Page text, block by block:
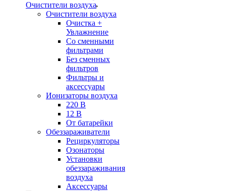
Очистители воздуха
Очистители воздуха
Очистка +
Увлажнение
Cо сменными
фильтрами
Без сменных
фильтров
Фильтры и
аксессуары
Ионизаторы воздуха
220 В
12 В
От батарейки
Обеззараживатели
Рециркуляторы
Озонаторы
Установки
обеззараживания
воздуха
Аксессуары